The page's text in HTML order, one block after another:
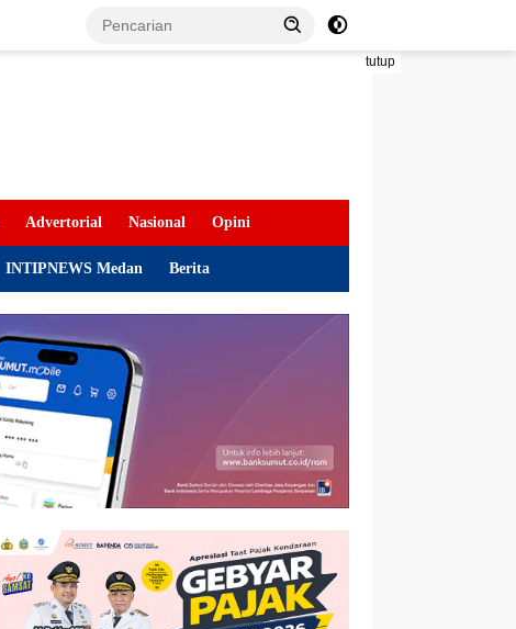
tutup
Advertorial Nasional Opini
INTIPNEWS Medan Berita